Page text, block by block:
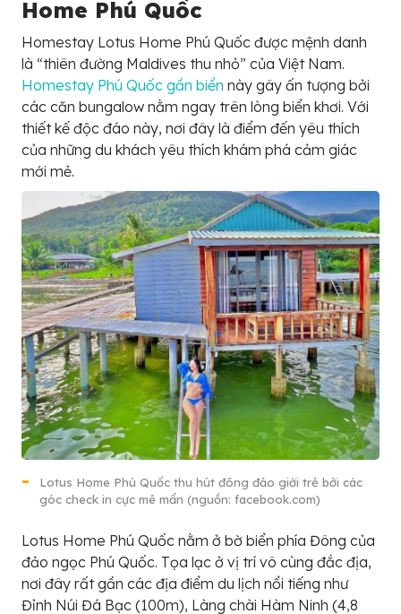
Home Phú Quốc
Homestay Lotus Home Phú Quốc được mệnh danh
là “thiên đường Maldives thu nhỏ” của Việt Nam.
Homestay Phú Quốc gần biển này gây ấn tượng bởi
các căn bungalow nằm ngay trên lòng biển khơi. Với
thiết kế độc đáo này, nơi đây là điểm đến yêu thích
của những du khách yêu thích khám phá cảm giác
mới mẻ.
Lotus Home Phú Quốc thu hút đông đảo giới trẻ bởi các
góc check in cực mê mẩn (nguồn: facebook.com)
Lotus Home Phú Quốc nằm ở bờ biển phía Đông của
đảo ngọc Phú Quốc. Tọa lạc ở vị trí vô cùng đắc địa,
nơi đây rất gần các địa điểm du lịch nổi tiếng như
Đỉnh Núi Đá Bạc (100m), Làng chài Hàm Ninh (4,8